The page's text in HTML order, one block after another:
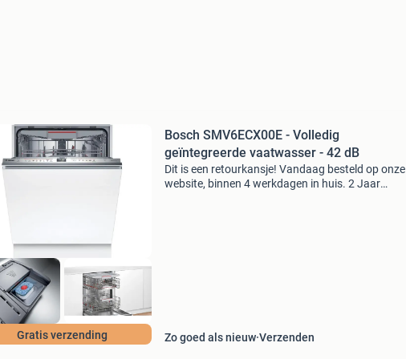
Gratis verzending
Bosch SMV6ECX00E - Volledig
geïntegreerde vaatwasser - 42 dB
Dit is een retourkansje! Vandaag besteld op onze
website, binnen 4 werkdagen in huis. 2 Jaar
Zo goed als nieuw Verzenden